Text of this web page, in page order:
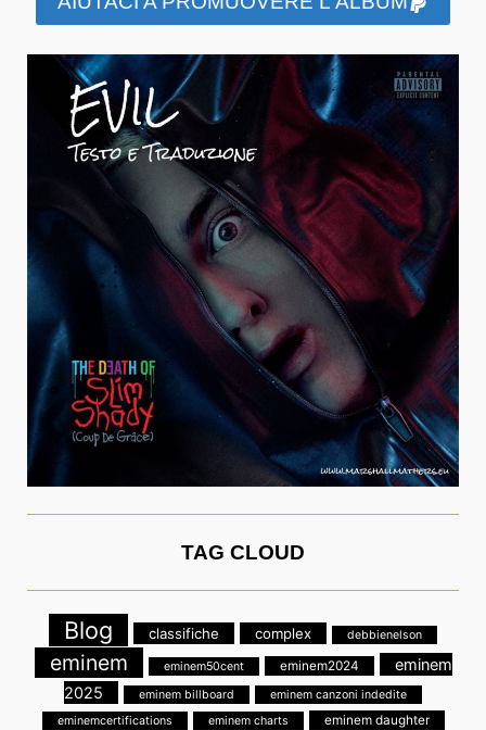
TAG CLOUD
Blog classifiche complex debbienelson
eminem eminem50cent eminem2024
eminem
2025
eminem billboard
eminem canzoni indedite
eminemcertifications
eminem charts eminem daughter